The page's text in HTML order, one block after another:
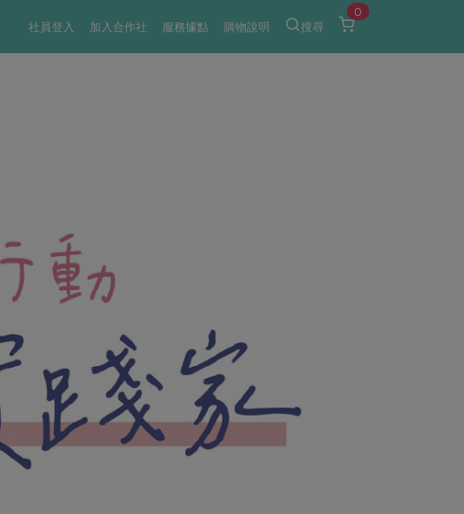
社員登入 加入合作社 服務據點 購物說明 搜尋
0